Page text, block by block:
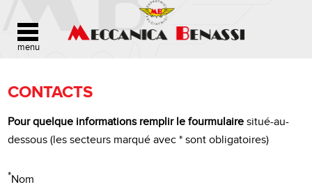
CONTACTS
Pour quelque informations remplir le fourmulaire situé-au-
dessous (les secteurs marqué avec * sont obligatoires)
*Nom